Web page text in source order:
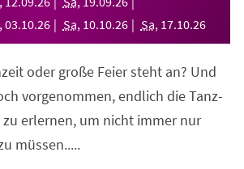
, 03.10.26 Sa, 10.10.26 Sa, 17.10.26
oder große Feier steht an? Und
vorgenommen, endlich die Tanz-
erlernen, um nicht immer nur
müssen.....